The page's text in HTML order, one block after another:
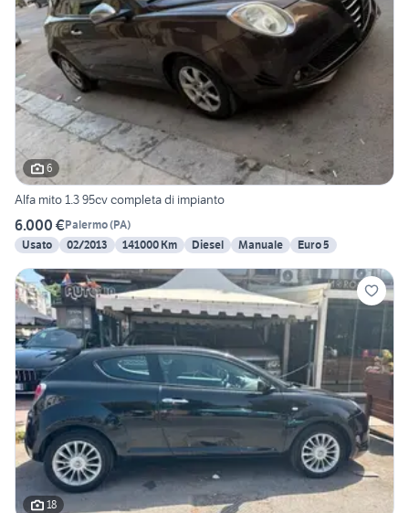
6
Alfa mito 1.3 95cv completa di impianto
6.000 €Palermo(PA)
Usato
02/2013 141000 Km Diesel Manuale Euro 5
18